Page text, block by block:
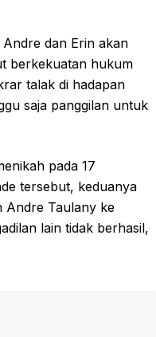
dan Erin akan
berkekuatan hukum
talak di hadapan
saja panggilan untuk
pada 17
tersebut, keduanya
Andre Taulany ke
lain tidak berhasil,